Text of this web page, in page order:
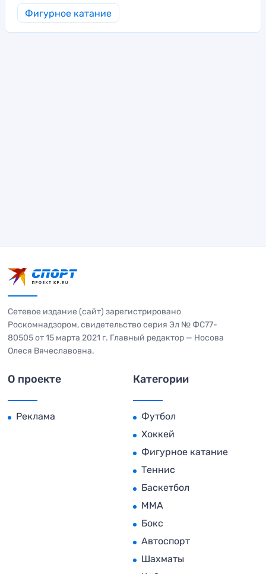
Фигурное катание
Сетевое издание (сайт) зарегистрировано
Роскомнадзором, свидетельство серия Эл № ФС77-
80505 от 15 марта 2021 г. Главный редактор — Носова
Олеся Вячеславовна.
О проекте
Реклама
Категории
Футбол
Хоккей
Фигурное катание
Теннис
Баскетбол
MMA
Бокс
Автоспорт
Шахматы